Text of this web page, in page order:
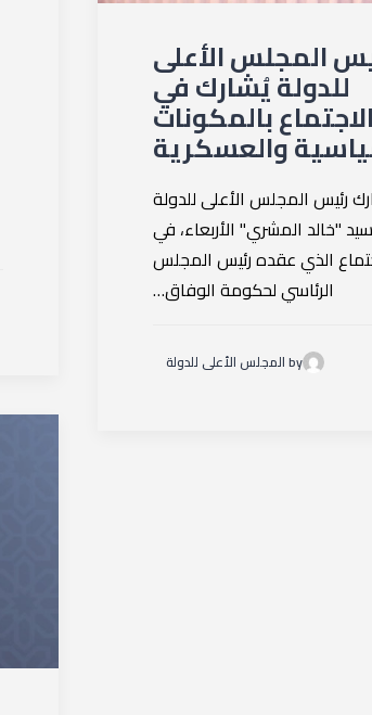
المجلس الأعلى
للدولة يُشارك في
الاجتماع بالمكونات
والعسكرية
رئيس المجلس الأعلى للدولة
"خالد المشري" الأربعاء، في
الذي عقده رئيس المجلس
الرئاسي لحكومة الوفاق…
by المجلس الأعلى للدولة